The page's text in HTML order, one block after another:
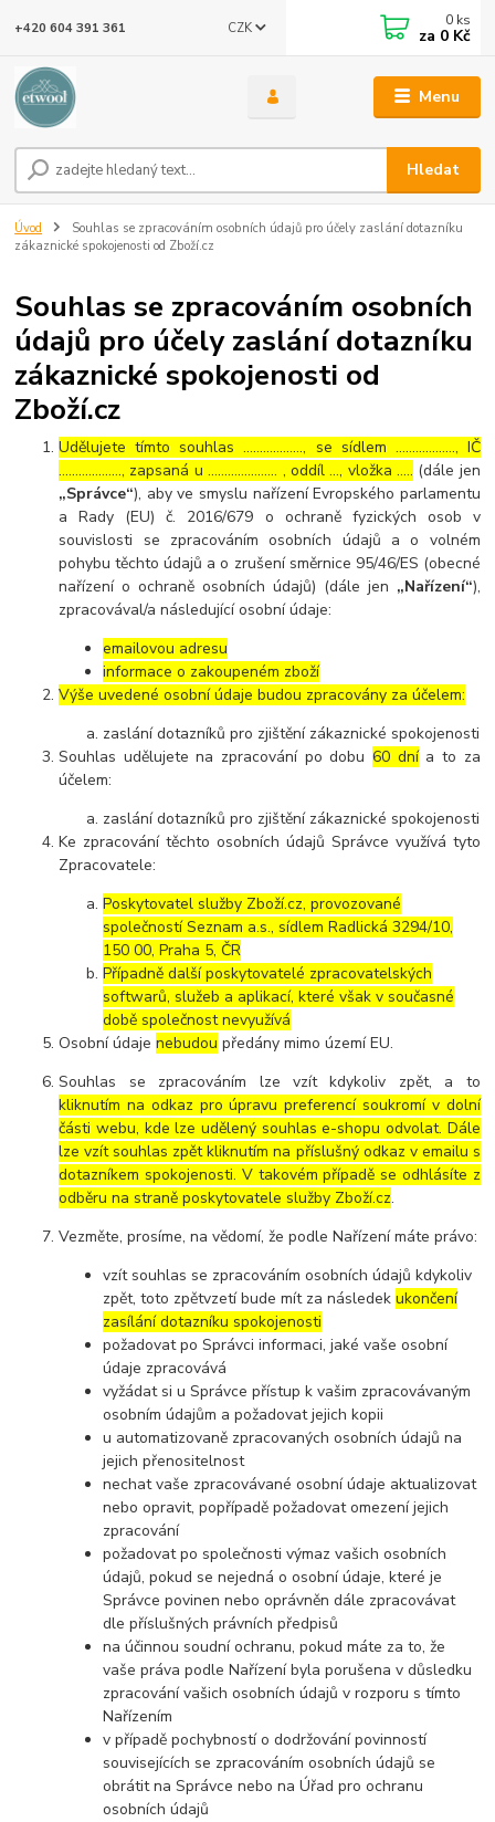
Menu
CZK
Hledat
+420 604 391 361 0 ks
za 0 Kč
Úvod
Souhlas se zpracováním osobních údajů pro účely zaslání dotazníku
zákaznické spokojenosti od Zboží.cz
Souhlas se zpracováním osobních
údajů pro účely zaslání dotazníku
zákaznické spokojenosti od
Zboží.cz
Udělujete tímto souhlas ……………..., se sídlem ………………, IČ
………………., zapsaná u ………………… , oddíl …, vložka ….. (dále jen
„Správce“), aby ve smyslu nařízení Evropského parlamentu
a Rady (EU) č. 2016/679 o ochraně fyzických osob v
souvislosti se zpracováním osobních údajů a o volném
pohybu těchto údajů a o zrušení směrnice 95/46/ES (obecné
nařízení o ochraně osobních údajů) (dále jen „Nařízení“),
zpracovával/a následující osobní údaje:
emailovou adresu
informace o zakoupeném zboží
Výše uvedené osobní údaje budou zpracovány za účelem:
zaslání dotazníků pro zjištění zákaznické spokojenosti
Souhlas udělujete na zpracování po dobu60 dnía to za
účelem:
zaslání dotazníků pro zjištění zákaznické spokojenosti
Ke zpracování těchto osobních údajů Správce využívá tyto
Zpracovatele:
Poskytovatel služby Zboží.cz, provozované
společností Seznam a.s., sídlem Radlická 3294/10,
150 00, Praha 5, ČR
Případně další poskytovatelé zpracovatelských
softwarů, služeb a aplikací, které však v současné
době společnost nevyužívá
Osobní údajenebudou předány mimo území EU.
Souhlas se zpracováním lze vzít kdykoliv zpět, a to
kliknutím na odkaz pro úpravu preferencí soukromí v dolní
části webu, kde lze udělený souhlas e-shopu odvolat. Dále
lze vzít souhlas zpět kliknutím na příslušný odkaz v emailu s
dotazníkem spokojenosti. V takovém případě se odhlásíte z
odběru na straně poskytovatele služby Zboží.cz.
Vezměte, prosíme, na vědomí, že podle Nařízení máte právo:
vzít souhlas se zpracováním osobních údajů kdykoliv
zpět, toto zpětvzetí bude mít za následekukončení
zasílání dotazníku spokojenosti
požadovat po Správci informaci, jaké vaše osobní
údaje zpracovává
vyžádat si u Správce přístup k vašim zpracovávaným
osobním údajům a požadovat jejich kopii
u automatizovaně zpracovaných osobních údajů na
jejich přenositelnost
nechat vaše zpracovávané osobní údaje aktualizovat
nebo opravit, popřípadě požadovat omezení jejich
zpracování
požadovat po společnosti výmaz vašich osobních
údajů, pokud se nejedná o osobní údaje, které je
Správce povinen nebo oprávněn dále zpracovávat
dle příslušných právních předpisů
na účinnou soudní ochranu, pokud máte za to, že
vaše práva podle Nařízení byla porušena v důsledku
zpracování vašich osobních údajů v rozporu s tímto
Nařízením
v případě pochybností o dodržování povinností
souvisejících se zpracováním osobních údajů se
obrátit na Správce nebo na Úřad pro ochranu
osobních údajů